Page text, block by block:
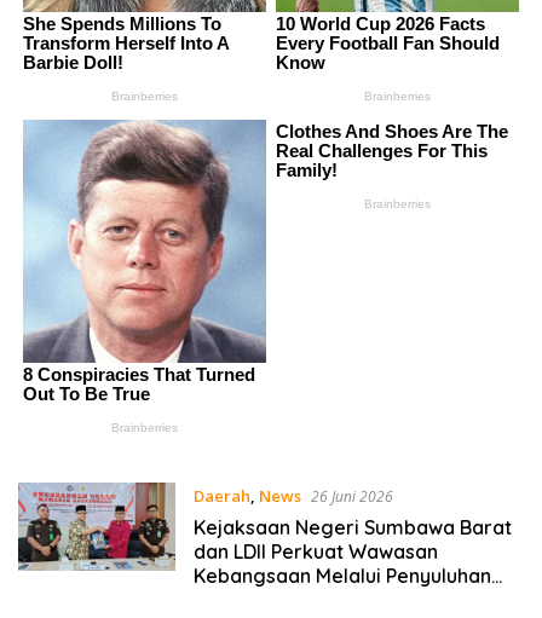
Daerah, News 26 Juni 2026
Kejaksaan Negeri Sumbawa Barat
dan LDII Perkuat Wawasan
Kebangsaan Melalui Penyuluhan